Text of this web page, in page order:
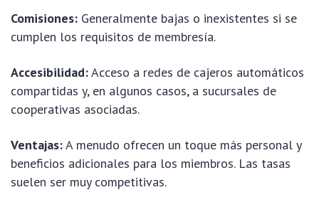
Comisiones: Generalmente bajas o inexistentes si se
cumplen los requisitos de membresía.
Accesibilidad:Acceso a redes de cajeros automáticos
compartidas y, en algunos casos, a sucursales de
cooperativas asociadas.
Ventajas:A menudo ofrecen un toque más personal y
beneficios adicionales para los miembros. Las tasas
suelen ser muy competitivas.